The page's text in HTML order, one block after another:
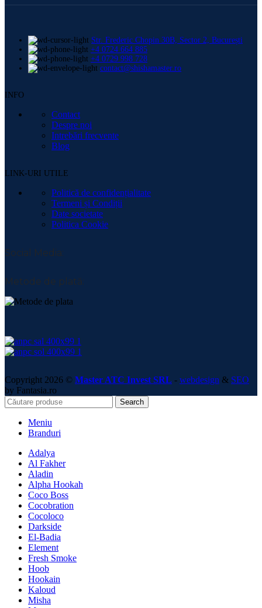
Str. Frederic Chopin 30B, Sector 2, București
+4 0724 664 885
+4 0729 998 728
contact@shishamaster.ro
INFO
Contact
Despre noi
Intrebări frecvente
Blog
LINK-URI UTILE
Politică de confidențialitate
Termeni și Condiții
Date societate
Politica Cookie
Social Media:
Metode de plată:
Copyright 2026 © Master ATC Invest SRL - webdesign & SEO
by Fantasia.ro
Search
Meniu
Branduri
Adalya
Al Fakher
Aladin
Alpha Hookah
Coco Boss
Cocobration
Cocoloco
Darkside
El-Badia
Element
Fresh Smoke
Hoob
Hookain
Kaloud
Misha